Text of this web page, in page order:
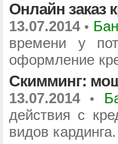
Онлайн заказ
13.07.2014•
времени у
оформление
Скимминг:
13.07.2014•
действия с
видов кардинга.